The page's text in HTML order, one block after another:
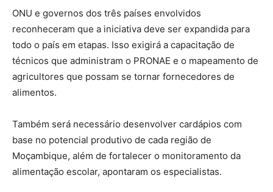
ONU e governos dos três países envolvidos
reconheceram que a iniciativa deve ser expandida para
todo o país em etapas. Isso exigirá a capacitação de
técnicos que administram o PRONAE e o mapeamento de
agricultores que possam se tornar fornecedores de
alimentos.
Também será necessário desenvolver cardápios com
base no potencial produtivo de cada região de
Moçambique, além de fortalecer o monitoramento da
alimentação escolar, apontaram os especialistas.